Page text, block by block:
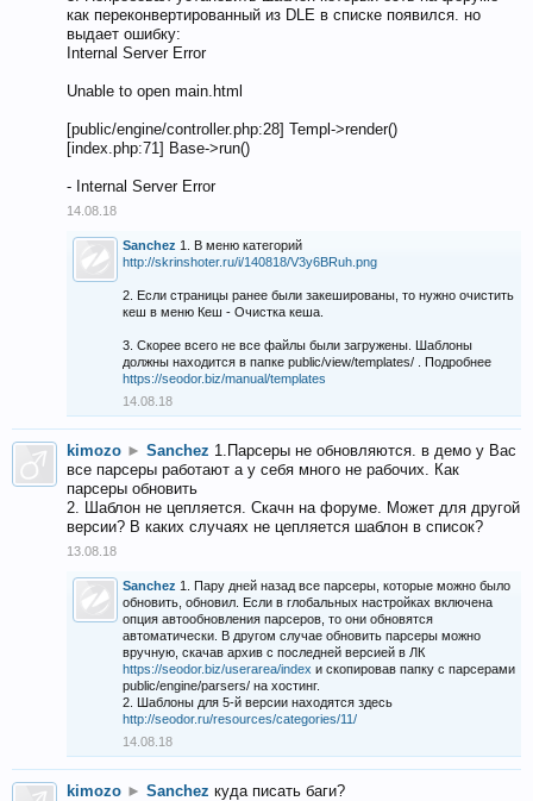
как переконвертированный из DLE в списке появился. но
выдает ошибку:
Internal Server Error
Unable to open main.html
[public/engine/controller.php:28] Templ->render()
[index.php:71] Base->run()
- Internal Server Error
14.08.18
Sanchez 1. В меню категорий
http://skrinshoter.ru/i/140818/V3y6BRuh.png
2. Если страницы ранее были закешированы, то нужно очистить
кеш в меню Кеш - Очистка кеша.
3. Скорее всего не все файлы были загружены. Шаблоны
должны находится в папке public/view/templates/ . Подробнее
https://seodor.biz/manual/templates
14.08.18
kimozo ► Sanchez 1.Парсеры не обновляются. в демо у Вас
все парсеры работают а у себя много не рабочих. Как
парсеры обновить
2. Шаблон не цепляется. Скачн на форуме. Может для другой
версии? В каких случаях не цепляется шаблон в список?
13.08.18
Sanchez 1. Пару дней назад все парсеры, которые можно было
обновить, обновил. Если в глобальных настройках включена
опция автообновления парсеров, то они обновятся
автоматически. В другом случае обновить парсеры можно
вручную, скачав архив с последней версией в ЛК
https://seodor.biz/userarea/index и скопировав папку с парсерами
public/engine/parsers/ на хостинг.
2. Шаблоны для 5-й версии находятся здесь
http://seodor.ru/resources/categories/11/
14.08.18
kimozo ► Sanchez куда писать баги?